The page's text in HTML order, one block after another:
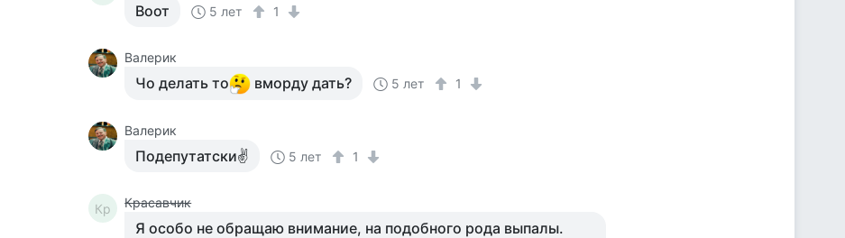
Воот 5 лет 1
Валерик
Чо делать то вморду дать? 5 лет 1
Валерик
Подепутатски✌ 5 лет 1
Кр Красавчик
Я особо не обращаю внимание, на подобного рода выпалы.